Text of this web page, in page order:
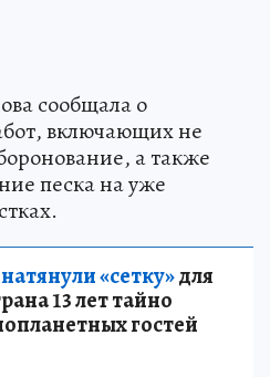
сообщала о
включающих не
а также
песка на уже
«сетку»для
13 лет тайно
гостей